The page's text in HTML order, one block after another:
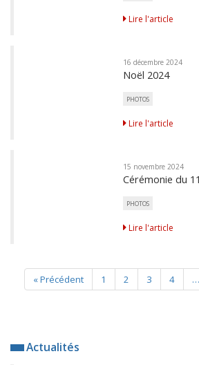
Lire l'article
16 décembre 2024
Noël 2024
PHOTOS
Lire l'article
15 novembre 2024
Cérémonie du
PHOTOS
Lire l'article
« Précédent 1 2 3 4 …
Actualités